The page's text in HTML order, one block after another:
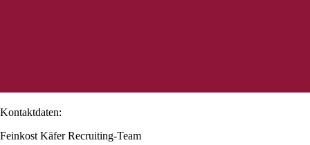
Kontaktdaten:
Feinkost Käfer Recruiting-Team